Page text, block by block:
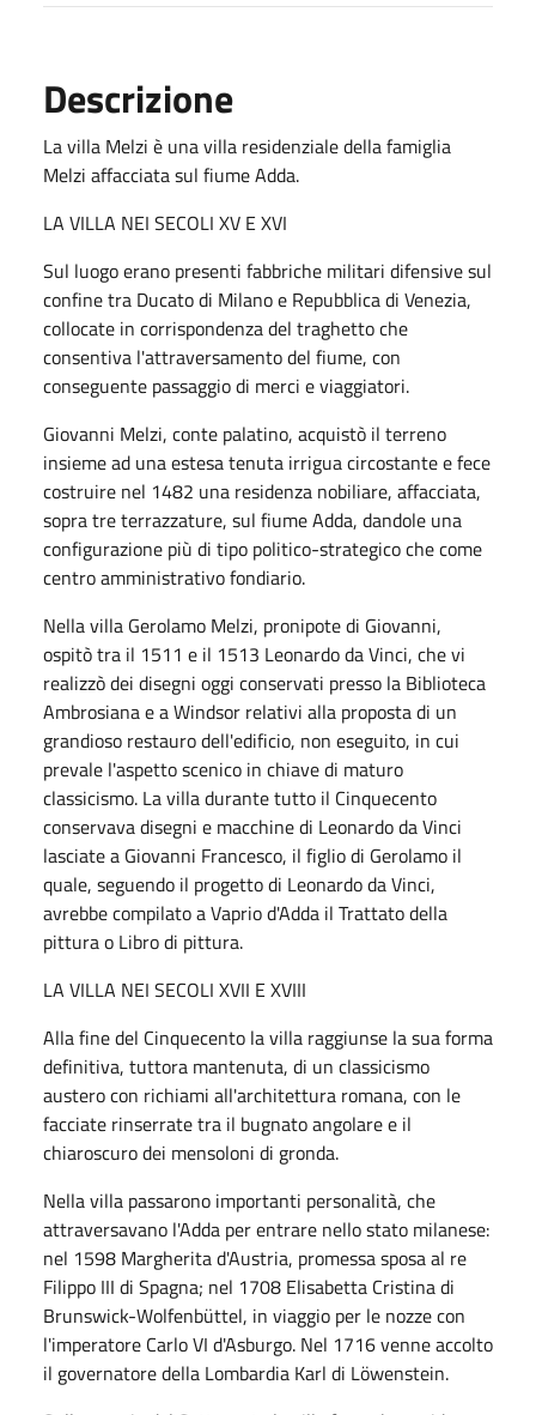
Descrizione
La villa Melzi è una villa residenziale della famiglia
Melzi affacciata sul fiume Adda.
LA VILLA NEI SECOLI XV E XVI
Sul luogo erano presenti fabbriche militari difensive sul
confine tra Ducato di Milano e Repubblica di Venezia,
collocate in corrispondenza del traghetto che
consentiva l'attraversamento del fiume, con
conseguente passaggio di merci e viaggiatori.
Giovanni Melzi, conte palatino, acquistò il terreno
insieme ad una estesa tenuta irrigua circostante e fece
costruire nel 1482 una residenza nobiliare, affacciata,
sopra tre terrazzature, sul fiume Adda, dandole una
configurazione più di tipo politico-strategico che come
centro amministrativo fondiario.
Nella villa Gerolamo Melzi, pronipote di Giovanni,
ospitò tra il 1511 e il 1513 Leonardo da Vinci, che vi
realizzò dei disegni oggi conservati presso la Biblioteca
Ambrosiana e a Windsor relativi alla proposta di un
grandioso restauro dell'edificio, non eseguito, in cui
prevale l'aspetto scenico in chiave di maturo
classicismo. La villa durante tutto il Cinquecento
conservava disegni e macchine di Leonardo da Vinci
lasciate a Giovanni Francesco, il figlio di Gerolamo il
quale, seguendo il progetto di Leonardo da Vinci,
avrebbe compilato a Vaprio d'Adda il Trattato della
pittura o Libro di pittura.
LA VILLA NEI SECOLI XVII E XVIII
Alla fine del Cinquecento la villa raggiunse la sua forma
definitiva, tuttora mantenuta, di un classicismo
austero con richiami all'architettura romana, con le
facciate rinserrate tra il bugnato angolare e il
chiaroscuro dei mensoloni di gronda.
Nella villa passarono importanti personalità, che
attraversavano l'Adda per entrare nello stato milanese:
nel 1598 Margherita d'Austria, promessa sposa al re
Filippo III di Spagna; nel 1708 Elisabetta Cristina di
Brunswick-Wolfenbüttel, in viaggio per le nozze con
l'imperatore Carlo VI d'Asburgo. Nel 1716 venne accolto
il governatore della Lombardia Karl di Löwenstein.